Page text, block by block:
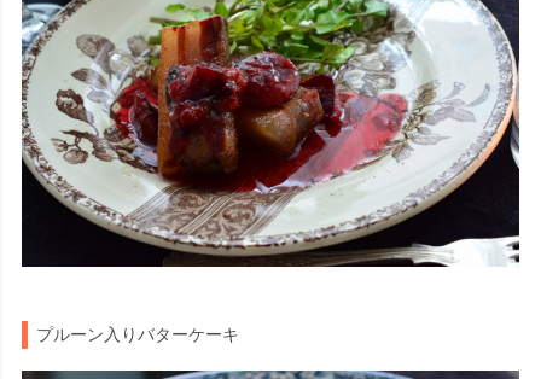
プルーン入りバターケーキ